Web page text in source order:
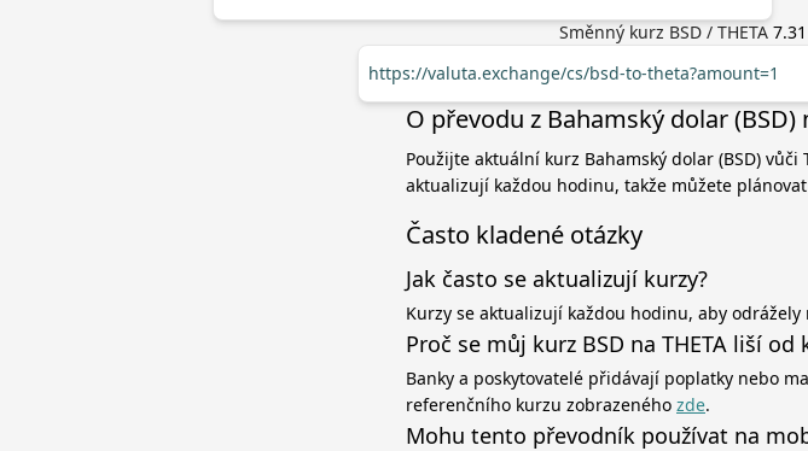
Směnný kurz BSD / THETA 7.31
https://valuta.exchange/cs/bsd-to-theta?amount=1
O převodu z Bahamský dolar (BSD)
Použijte aktuální kurz Bahamský dolar (BSD) vůči
aktualizují každou hodinu, takže můžete
Často kladené otázky
Jak často se aktualizují kurzy?
Kurzy se aktualizují každou hodinu, aby
Proč se můj kurz BSD na THETA liší od
Banky a poskytovatelé přidávají poplatky nebo
referenčního kurzu zobrazeného zde.
Mohu tento převodník používat na